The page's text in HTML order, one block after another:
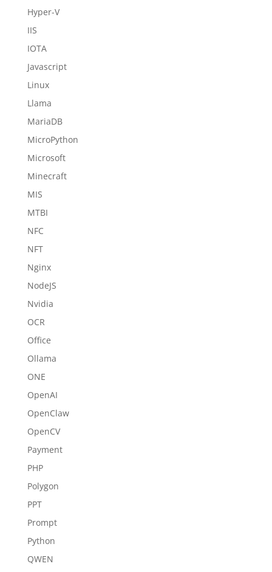
Hyper-V
IIS
IOTA
Javascript
Linux
Llama
MariaDB
MicroPython
Microsoft
Minecraft
MIS
MTBI
NFC
NFT
Nginx
NodeJS
Nvidia
OCR
Office
Ollama
ONE
OpenAI
OpenClaw
OpenCV
Payment
PHP
Polygon
PPT
Prompt
Python
QWEN